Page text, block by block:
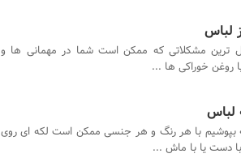
ترین مشکلاتی که ممکن است شما در مهمانی ها و
روغن خوراکی ها ...
لباس
بپوشیم با هر رنگ و هر جنسی ممکن است لکه ای روی
دست یا با ماش ...